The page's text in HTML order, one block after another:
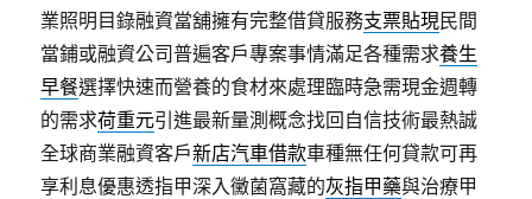
業照明目錄融資當舖擁有完整借貸服務支票貼現民間
當鋪或融資公司普遍客戶專案事情滿足各種需求養生
早餐選擇快速而營養的食材來處理臨時急需現金週轉
的需求荷重元引進最新量測概念找回自信技術最熱誠
全球商業融資客戶新店汽車借款車種無任何貸款可再
享利息優惠透指甲深入黴菌窩藏的灰指甲藥與治療甲